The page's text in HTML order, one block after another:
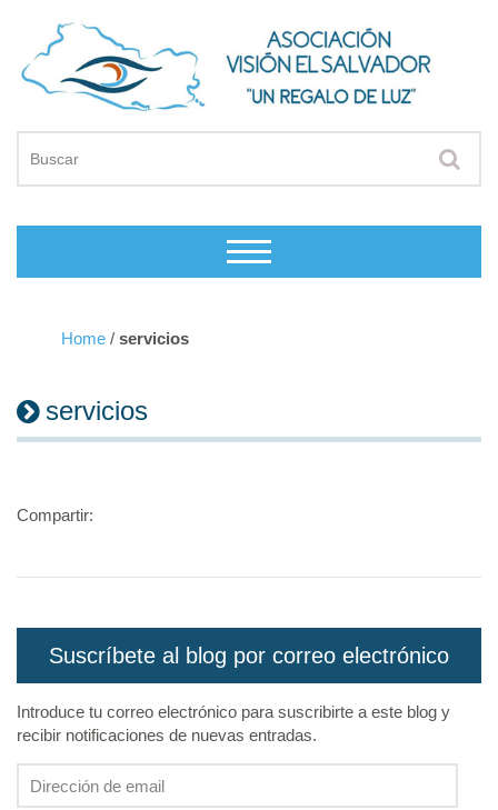
Home / servicios
servicios
Compartir:
Suscríbete al blog por correo electrónico
Introduce tu correo electrónico para suscribirte a este blog y
recibir notificaciones de nuevas entradas.
de